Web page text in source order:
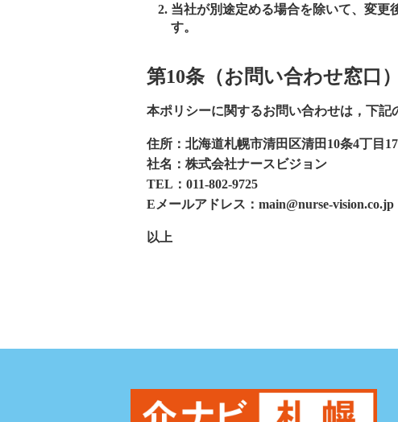
当社が別途定める場合を除いて、変更
す。
第10条（お問い合わせ窓口）
本ポリシーに関するお問い合わせは，下記
住所：北海道札幌市清田区清田10条4丁目
社名：株式会社ナースビジョン
TEL：011-802-9725
Eメールアドレス：main@nurse-vision.co.jp
以上